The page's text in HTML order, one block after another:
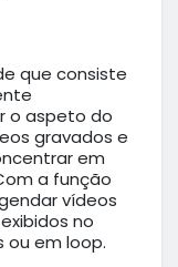
que consiste
o aspeto do
gravados e
em
a função
vídeos
no
ou em loop.